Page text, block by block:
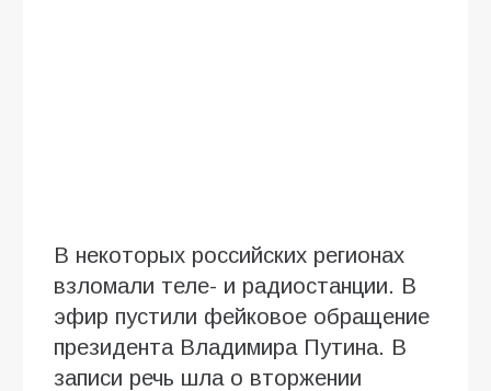
В некоторых российских регионах
взломали теле- и радиостанции. В
эфир пустили фейковое обращение
президента Владимира Путина. В
записи речь шла о вторжении